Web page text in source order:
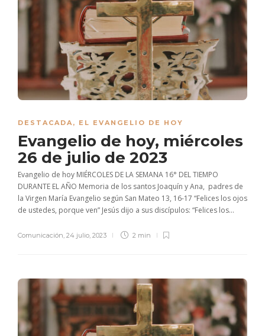
DESTACADA , EL EVANGELIO DE HOY
Evangelio de hoy, miércoles
26 de julio de 2023
Evangelio de hoy MIÉRCOLES DE LA SEMANA 16° DEL TIEMPO
DURANTE EL AÑO Memoria de los santos Joaquín y Ana, padres de
la Virgen María Evangelio según San Mateo 13, 16-17 “Felices los ojos
de ustedes, porque ven” Jesús dijo a sus discípulos: “Felices los...
Comunicación 24 julio, 2023 2 min